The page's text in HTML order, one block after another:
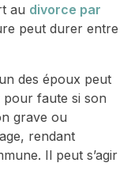
au divorce par
peut durer entre
des époux peut
faute si son
grave ou
rendant
Il peut s’agir